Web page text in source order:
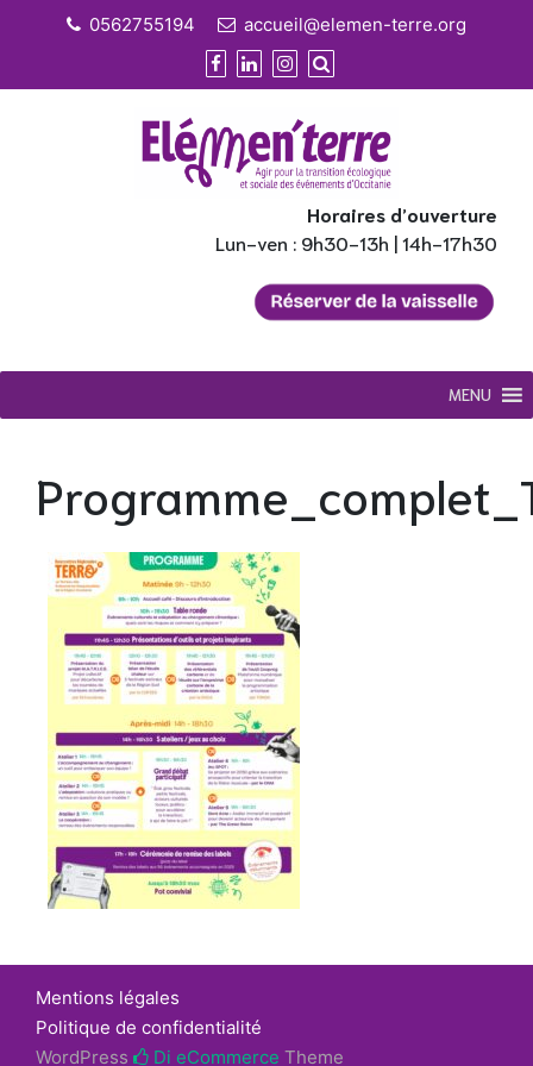
0562755194 accueil@elemen-terre.org
Horaires d’ouverture
Lun-ven : 9h30-13h | 14h-17h30
MENU
Mentions légales
Politique de confidentialité
WordPress
Di eCommerce Theme